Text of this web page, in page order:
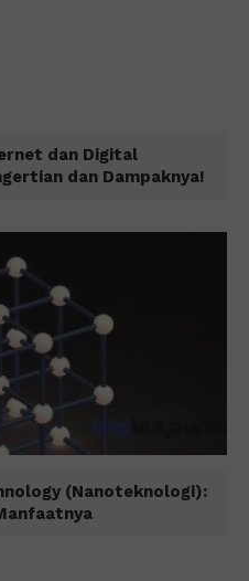
dan Digital
dan Dampaknya!
(Nanoteknologi):